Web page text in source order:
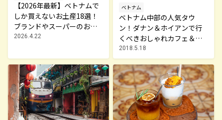
【2026年最新】ベトナムで
しか買えないお土産18選！
ブランドやスーパーのお菓
子や雑貨まで紹介
2026.4.22
ベトナム
ベトナム中部の人気タウ
ン！ダナン＆ホイアンで行
くべきおしゃれカフェ＆絶
品ローカル食堂
2018.5.18